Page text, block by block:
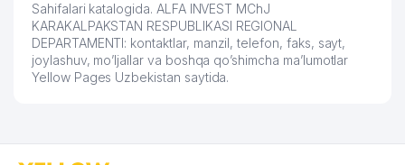
Sahifalari katalogida. ALFA INVEST MChJ
KARAKALPAKSTAN RESPUBLIKASI REGIONAL
DEPARTAMENTI: kontaktlar, manzil, telefon, faks, sayt,
joylashuv, mo’ljallar va boshqa qo’shimcha ma’lumotlar
Yellow Pages Uzbekistan saytida.